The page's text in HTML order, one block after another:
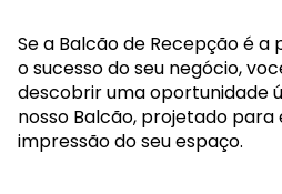
Se a Balcão de Recepção é
o sucesso do seu negócio,
descobrir uma oportunidade
nosso Balcão, projetado
impressão do seu espaço.